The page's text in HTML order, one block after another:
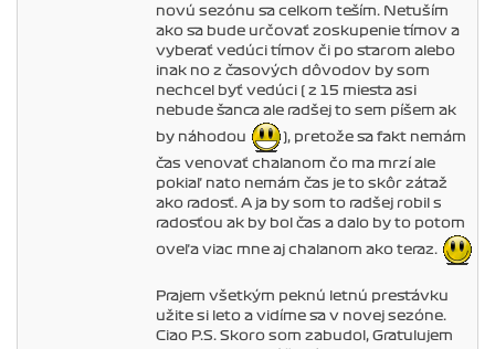
novú sezónu sa celkom teším. Netuším
ako sa bude určovať zoskupenie tímov a
vyberať vedúci tímov či po starom alebo
inak no z časových dôvodov by som
nechcel byť vedúci ( z 15 miesta asi
nebude šanca ale radšej to sem píšem ak
by náhodou
), pretože sa fakt nemám
čas venovať chalanom čo ma mrzí ale
pokiaľ nato nemám čas je to skôr záťaž
ako radosť. A ja by som to radšej robil s
radosťou ak by bol čas a dalo by to potom
oveľa viac mne aj chalanom ako teraz.
Prajem všetkým peknú letnú prestávku
užite si leto a vidíme sa v novej sezóne.
Ciao P.S. Skoro som zabudol, Gratulujem